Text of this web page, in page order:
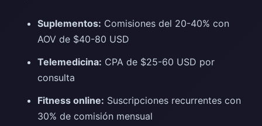
Suplementos: Comisiones del 20-40% con
AOV de $40-80 USD
Telemedicina: CPA de $25-60 USD por
consulta
Fitness online: Suscripciones recurrentes con
30% de comisión mensual